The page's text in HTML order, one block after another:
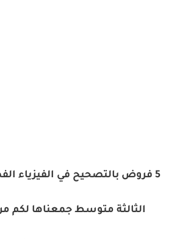
5 فروض بالتصحيح في الفيزياء الفصل الأول السنة
الثالثة متوسط جمعناها لكم